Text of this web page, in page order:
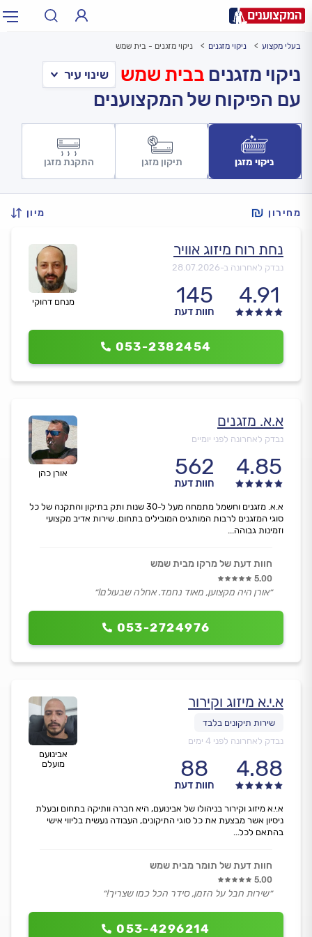
עירעיר: תל אביב, חיפה…
בעלי מקצוע ניקוי מזגנים ניקוי מזגנים - בית שמש
ניקוי מזגנים בבית שמש
עם הפיקוח של המקצוענים
ניקוי מזגן תיקון מזגן התקנת מזגן
מחירון מיון
מנחם דהוקי
נחת רוח מיזוג אוויר
נבדק לאחרונה ב-28.07.2026
4.91
145
חוות דעת
053-2382454
אורן כהן
א.א. מזגנים
נבדק לאחרונה לפני יומיים
4.85
562
חוות דעת
053-2724976
א.א. מזגנים וחשמל מתמחה מעל ל-30 שנות ותק בתיקון והתקנה של כל
סוגי המזגנים לרבות המותגים המובילים בתחום. שירות אדיב מקצועי
וזמינות גבוהה...
חוות דעת של מרקו מבית שמש
5.00
״אורן היה מקצוען, מאוד נחמד. אחלה שבעולם!״
אבינועם
מועלם
א.י.א מיזוג וקירור
נבדק לאחרונה לפני 4 ימים
4.88
88
חוות דעת
053-4296214
א.י.א מיזוג וקירור בניהולו של אבינועם, היא חברה וותיקה בתחום ובעלת
ניסיון אשר מבצעת את כל סוגי התיקונים, העבודה נעשית בליווי אישי
בהתאם לכל...
חוות דעת של תומר מבית שמש
5.00
״שירות חבל על הזמן, סידר הכל כמו שצריך!״